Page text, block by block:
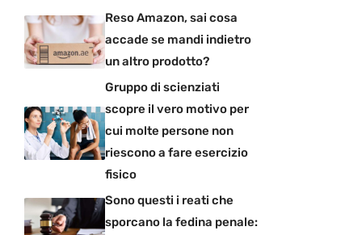
Reso Amazon, sai cosa
accade se mandi indietro
un altro prodotto?
Gruppo di scienziati
scopre il vero motivo per
cui molte persone non
riescono a fare esercizio
fisico
Sono questi i reati che
sporcano la fedina penale: